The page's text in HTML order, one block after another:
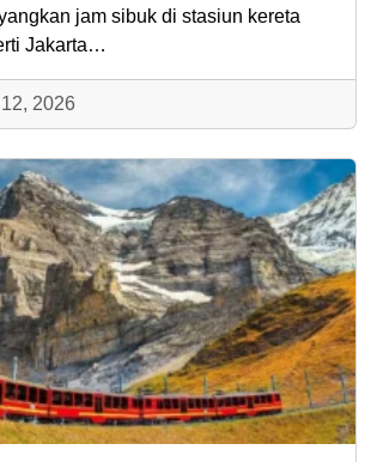
jam sibuk di stasiun kereta
Jakarta…
2026